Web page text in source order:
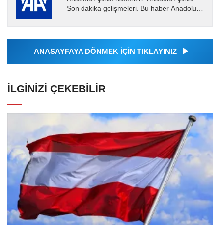
Son dakika gelişmeleri. Bu haber Anadolu
Ajansı tarafından...
ANASAYFAYA DÖNMEK İÇİN TIKLAYINIZ
İLGINIZI ÇEKEBILIR